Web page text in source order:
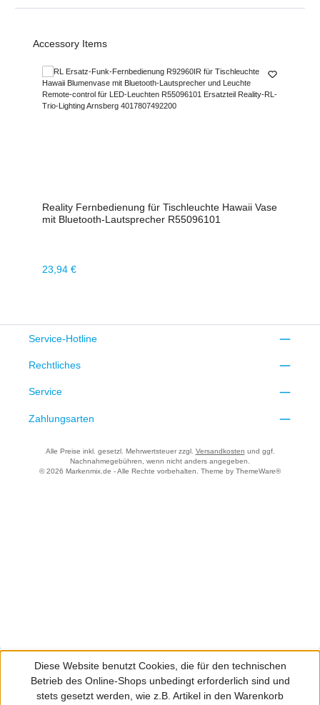
Produktgalerie überspringen
Accessory Items
Reality Fernbedienung für Tischleuchte Hawaii Vase
mit Bluetooth-Lautsprecher R55096101
Regulärer Preis:
23,94 €
Service-Hotline
Rechtliches
Service
Zahlungsarten
Alle Preise inkl. gesetzl. Mehrwertsteuer zzgl. Versandkosten und ggf.
Nachnahmegebühren, wenn nicht anders angegeben.
© 2026 Markenmix.de - Alle Rechte vorbehalten. Theme by ThemeWare®
Diese Website benutzt Cookies, die für den technischen
Betrieb des Online-Shops unbedingt erforderlich sind und
stets gesetzt werden, wie z.B. Artikel in den Warenkorb